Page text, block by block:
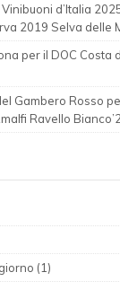
d’Italia
2019 Selva delle
per il DOC Costa
Gambero Rosso
Ravello
(1)